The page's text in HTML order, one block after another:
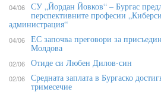
04/06 СУ „Йордан Йовков“ – Бургас
перспективните професии
администрация“
04/06 ЕС започва преговори за
Молдова
02/06 Отиде си Любен Дилов-син
02/06 Средната заплата в Бургаско
тримесечие